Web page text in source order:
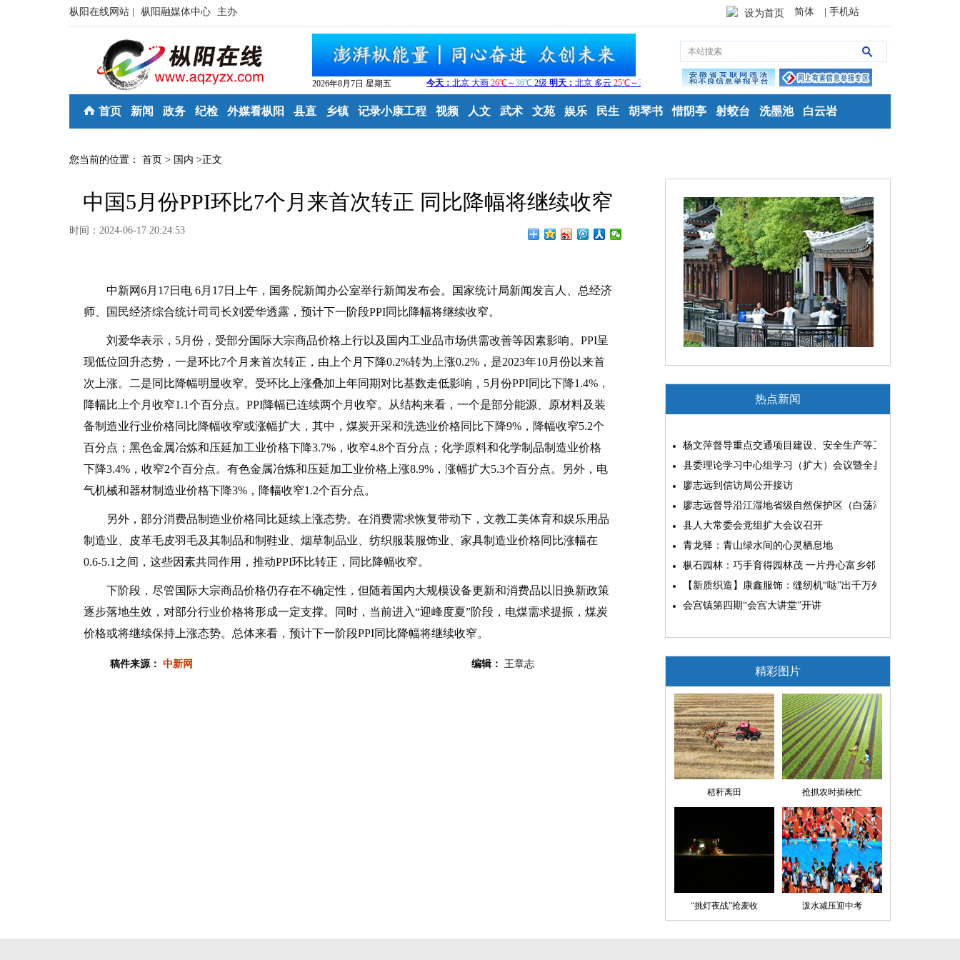
枞阳在线网站 | 枞阳融媒体中心 主办 设为首页 简体 | 手机站
2026年8月7日 星期五
首页 新闻 政务 纪检 外媒看枞阳 县直 乡镇 记录小康工程 视频 人文 武术 文苑 娱乐 民生 胡琴书 惜阴亭 射蛟台 洗墨池 白云岩
您当前的位置： 首页 > 国内 >正文
中国5月份PPI环比7个月来首次转正 同比降幅将继续收窄
时间：2024-06-17 20:24:53
中新网6月17日电 6月17日上午，国务院新闻办公室举行新闻发布会。国家统计局新闻发言人、总经济
师、国民经济综合统计司司长刘爱华透露，预计下一阶段PPI同比降幅将继续收窄。
刘爱华表示，5月份，受部分国际大宗商品价格上行以及国内工业品市场供需改善等因素影响。PPI呈
现低位回升态势，一是环比7个月来首次转正，由上个月下降0.2%转为上涨0.2%，是2023年10月份以来首
次上涨。二是同比降幅明显收窄。受环比上涨叠加上年同期对比基数走低影响，5月份PPI同比下降1.4%，
降幅比上个月收窄1.1个百分点。PPI降幅已连续两个月收窄。从结构来看，一个是部分能源、原材料及装
备制造业行业价格同比降幅收窄或涨幅扩大，其中，煤炭开采和洗选业价格同比下降9%，降幅收窄5.2个
百分点；黑色金属冶炼和压延加工业价格下降3.7%，收窄4.8个百分点；化学原料和化学制品制造业价格
下降3.4%，收窄2个百分点。有色金属冶炼和压延加工业价格上涨8.9%，涨幅扩大5.3个百分点。另外，电
气机械和器材制造业价格下降3%，降幅收窄1.2个百分点。
另外，部分消费品制造业价格同比延续上涨态势。在消费需求恢复带动下，文教工美体育和娱乐用品
制造业、皮革毛皮羽毛及其制品和制鞋业、烟草制品业、纺织服装服饰业、家具制造业价格同比涨幅在
0.6-5.1之间，这些因素共同作用，推动PPI环比转正，同比降幅收窄。
下阶段，尽管国际大宗商品价格仍存在不确定性，但随着国内大规模设备更新和消费品以旧换新政策
逐步落地生效，对部分行业价格将形成一定支撑。同时，当前进入“迎峰度夏”阶段，电煤需求提振，煤炭
价格或将继续保持上涨态势。总体来看，预计下一阶段PPI同比降幅将继续收窄。
稿件来源： 中新网 编辑： 王章志
热点新闻
杨文萍督导重点交通项目建设、安全生产等工作
县委理论学习中心组学习（扩大）会议暨全县“两为”能力素质
廖志远到信访局公开接访
廖志远督导沿江湿地省级自然保护区（白荡湖片区）问题整改
县人大常委会党组扩大会议召开
青龙驿：青山绿水间的心灵栖息地
枞石园林：巧手育得园林茂 一片丹心富乡邻
【新质织造】康鑫服饰：缝纫机“哒”出千万外贸大生意
会宫镇第四期“会宫大讲堂”开讲
精彩图片
秸秆离田 抢抓农时插秧忙
“挑灯夜战”抢麦收 泼水减压迎中考